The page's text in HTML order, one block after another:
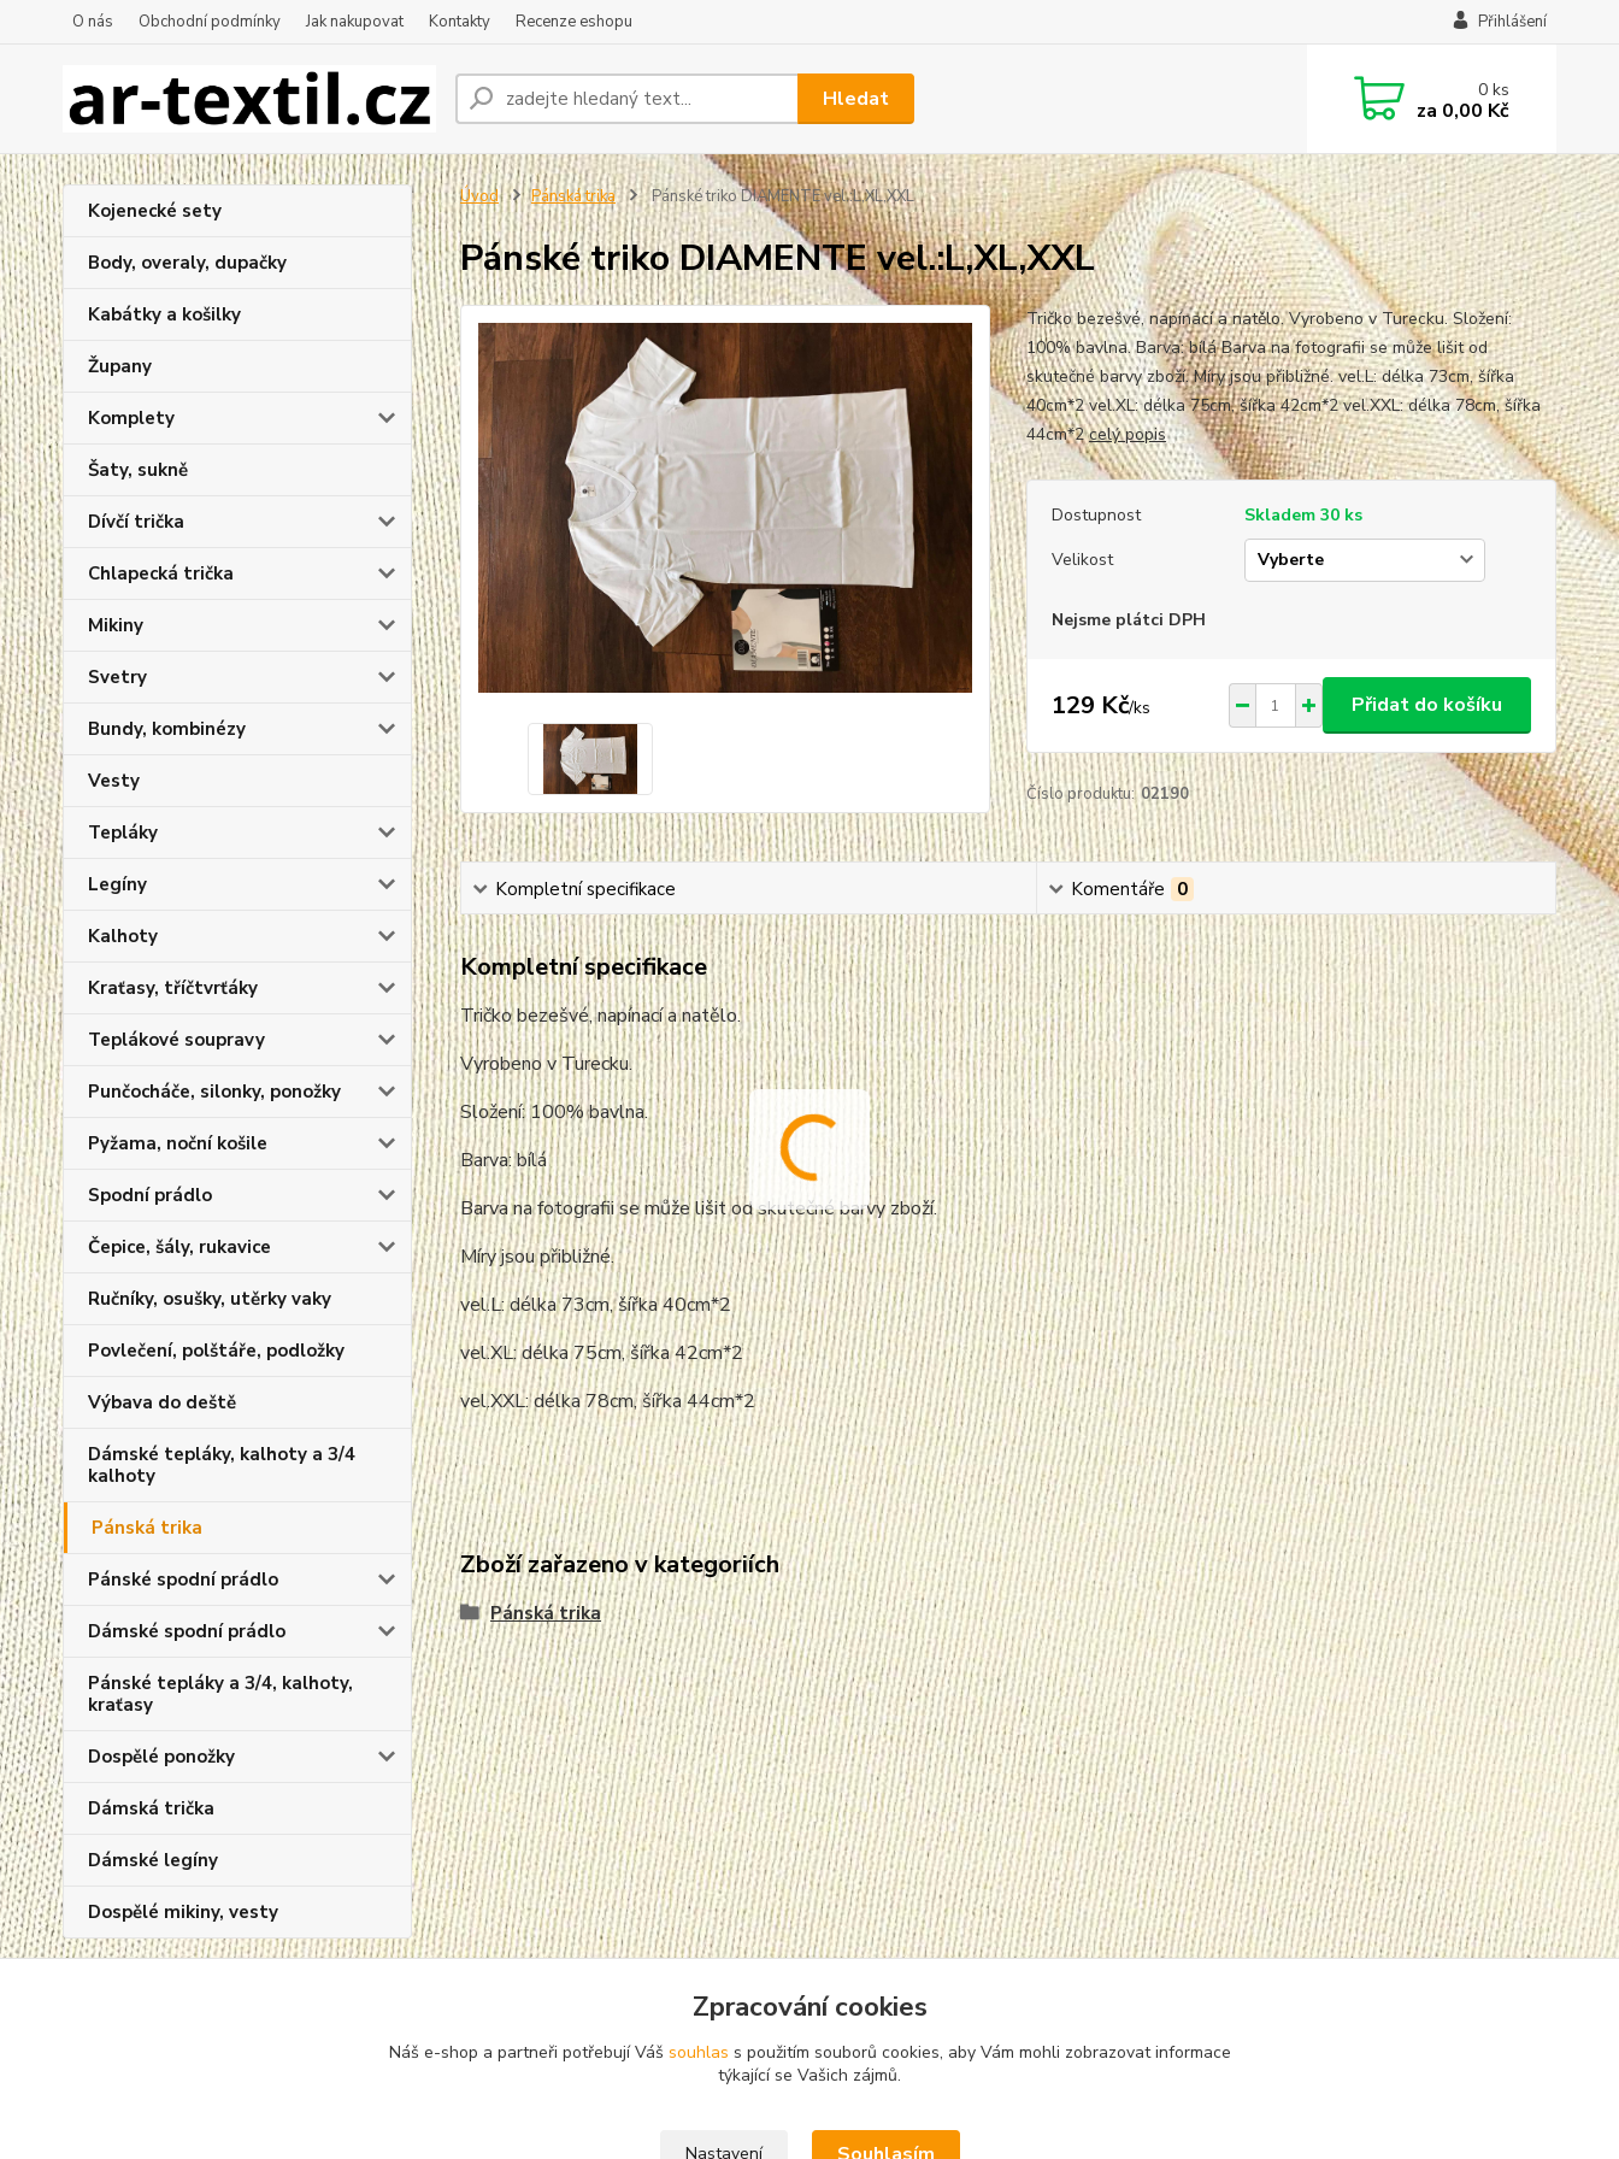
O nás Obchodní podmínky Jak nakupovat Kontakty Recenze eshopu Přihlášení
Hledat 0ks
za 0,00 Kč
Kojenecké sety
Body, overaly, dupačky
Kabátky a košilky
Župany
Komplety
Šaty, sukně
Dívčí trička
Chlapecká trička
Mikiny
Svetry
Bundy, kombinézy
Vesty
Tepláky
Legíny
Kalhoty
Kraťasy, tříčtvrťáky
Teplákové soupravy
Punčocháče, silonky, ponožky
Pyžama, noční košile
Spodní prádlo
Čepice, šály, rukavice
Ručníky, osušky, utěrky vaky
Povlečení, polštáře, podložky
Výbava do deště
Dámské tepláky, kalhoty a 3/4
kalhoty
Pánská trika
Pánské spodní prádlo
Dámské spodní prádlo
Pánské tepláky a 3/4, kalhoty,
kraťasy
Dospělé ponožky
Dámská trička
Dámské legíny
Dospělé mikiny, vesty
Úvod Pánská trika Pánské triko DIAMENTE vel.:L,XL,XXL
Pánské triko DIAMENTE vel.:L,XL,XXL
Tričko bezešvé, napínací a natělo. Vyrobeno v Turecku. Složení:
100% bavlna. Barva: bílá Barva na fotografii se může lišit od
skutečné barvy zboží. Míry jsou přibližné. vel.L: délka 73cm, šířka
40cm*2 vel.XL: délka 75cm, šířka 42cm*2 vel.XXL: délka 78cm, šířka
44cm*2celý popis
Dostupnost
Skladem 30 ks
Velikost
Nejsme plátci DPH
129 Kč/ks Přidat do košíku
Číslo produktu: 02190
Kompletní specifikace Komentáře 0
Kompletní specifikace
Tričko bezešvé, napínací a natělo.
Vyrobeno v Turecku.
Složení: 100% bavlna.
Barva: bílá
Barva na fotografii se může lišit od skutečné barvy zboží.
Míry jsou přibližné.
vel.L: délka 73cm, šířka 40cm*2
vel.XL: délka 75cm, šířka 42cm*2
vel.XXL: délka 78cm, šířka 44cm*2
Zboží zařazeno v kategoriích
Pánská trika
Zpracování cookies
Náš e-shop a partneři potřebují Váš souhlas s použitím souborů cookies, aby Vám mohli zobrazovat informace
týkající se Vašich zájmů.
Nastavení